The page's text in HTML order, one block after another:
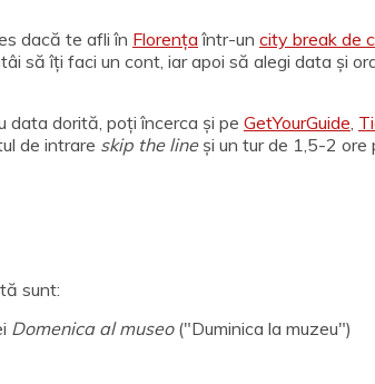
dacă te afli în Florența într-un city break de
să îți faci un cont, iar apoi să alegi data și
data dorită, poți încerca și pe GetYourGuide,
de intrare skip the lineși un tur de 1,5-2 ore
sunt:
Domenica al museo("Duminica la muzeu")